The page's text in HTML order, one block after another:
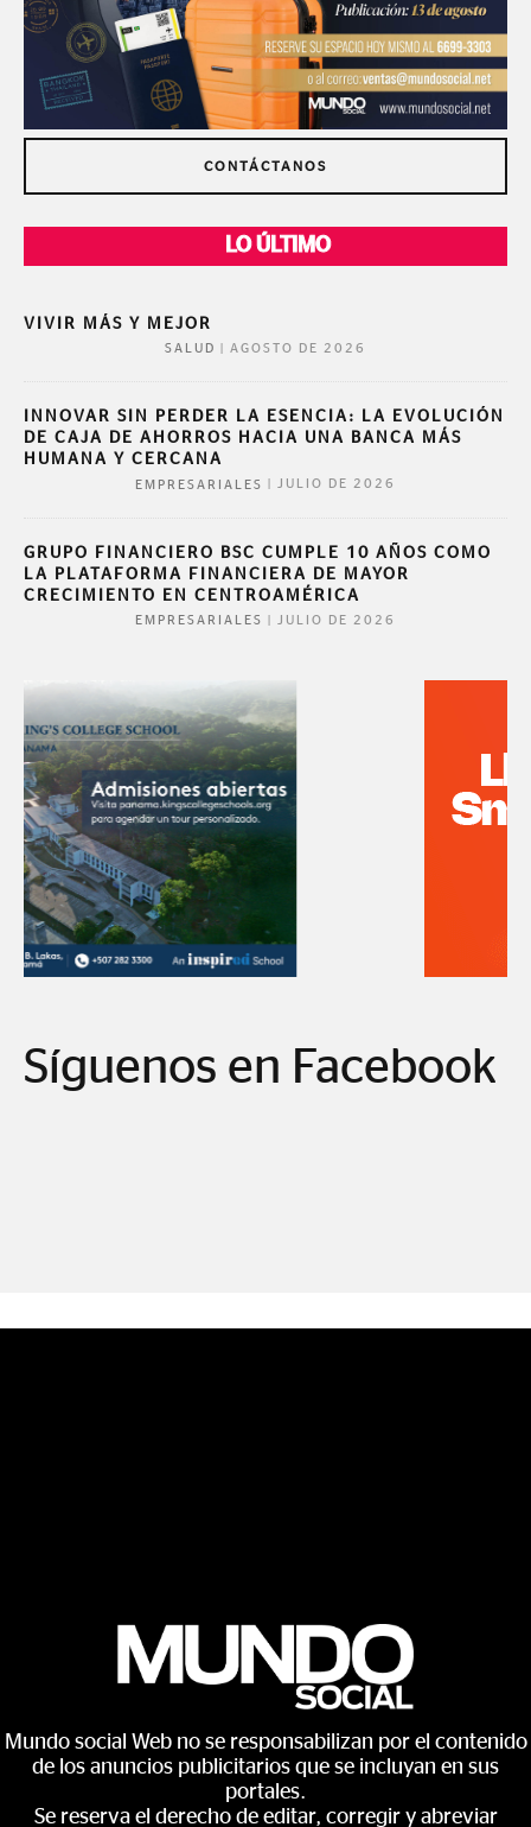
CONTÁCTANOS
LO ÚLTIMO
VIVIR MÁS Y MEJOR
SALUD AGOSTO DE 2026
INNOVAR SIN PERDER LA ESENCIA: LA EVOLUCIÓN
DE CAJA DE AHORROS HACIA UNA BANCA MÁS
HUMANA Y CERCANA
EMPRESARIALES JULIO DE 2026
GRUPO FINANCIERO BSC CUMPLE 10 AÑOS COMO
LA PLATAFORMA FINANCIERA DE MAYOR
CRECIMIENTO EN CENTROAMÉRICA
EMPRESARIALES JULIO DE 2026
Síguenos en Facebook
Mundo social Web no se responsabilizan por el contenido
de los anuncios publicitarios que se incluyan en sus
portales.
Se reserva el derecho de editar, corregir y abreviar